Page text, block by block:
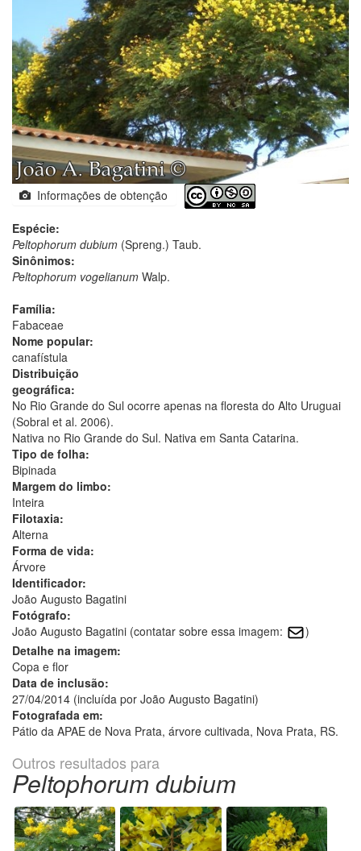
Informações de obtenção
Espécie:
Peltophorum dubium (Spreng.) Taub.
Sinônimos:
Peltophorum vogelianum Walp.
Família:
Fabaceae
Nome popular:
canafístula
Distribuição
geográfica:
No Rio Grande do Sul ocorre apenas na floresta do Alto Uruguai
(Sobral et al. 2006).
Nativa no Rio Grande do Sul. Nativa em Santa Catarina.
Tipo de folha:
Bipinada
Margem do limbo:
Inteira
Filotaxia:
Alterna
Forma de vida:
Árvore
Identificador:
João Augusto Bagatini
Fotógrafo:
João Augusto Bagatini (contatar sobre essa imagem:
)
Detalhe na imagem:
Copa e flor
Data de inclusão:
27/04/2014 (incluída por João Augusto Bagatini)
Fotografada em:
Pátio da APAE de Nova Prata, árvore cultivada, Nova Prata, RS.
Outros resultados para
Peltophorum dubium